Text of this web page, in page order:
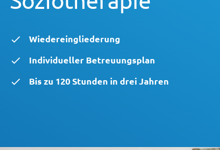
Wiedereingliederung
Individueller Betreuungsplan
Bis zu 120 Stunden in drei Jahren